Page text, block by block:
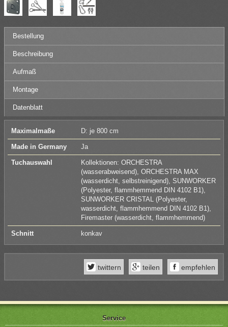
Bestellung
Beschreibung
Aufmaß
Montage
Datenblatt
Maximalmaße D: je 800 cm
Made in Germany Ja
Tuchauswahl
Kollektionen: ORCHESTRA
(wasserabweisend), ORCHESTRA MAX
(wasserdicht, selbstreinigend), SUNWORKER
(Polyester, flammhemmend DIN 4102 B1),
SUNWORKER CRISTAL (Polyester,
wasserdicht, flammhemmend DIN 4102 B1),
Firemaster (wasserdicht, flammhemmend)
Schnitt konkav
empfehlen
teilen
twittern
Service